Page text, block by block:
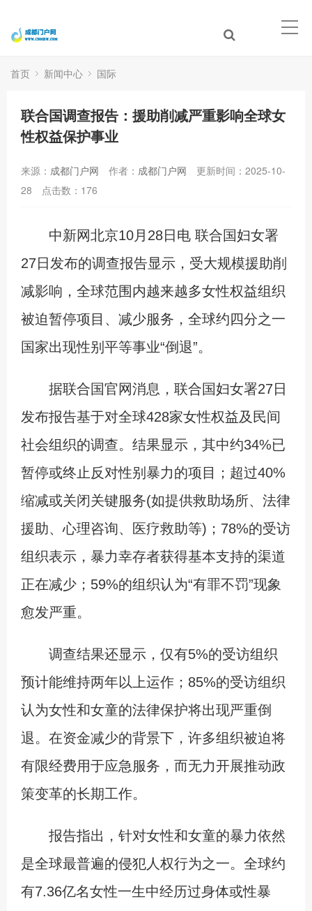
首页 新闻中心 国际
联合国调查报告：援助削减严重影响全球女
性权益保护事业
来源： 成都门户网 作者： 成都门户网
更新时间：2025-10-
28
点击数： 176
中新网北京10月28日电 联合国妇女署
27日发布的调查报告显示，受大规模援助削
减影响，全球范围内越来越多女性权益组织
被迫暂停项目、减少服务，全球约四分之一
国家出现性别平等事业“倒退”。
据联合国官网消息，联合国妇女署27日
发布报告基于对全球428家女性权益及民间
社会组织的调查。结果显示，其中约34%已
暂停或终止反对性别暴力的项目；超过40%
缩减或关闭关键服务(如提供救助场所、法律
援助、心理咨询、医疗救助等)；78%的受访
组织表示，暴力幸存者获得基本支持的渠道
正在减少；59%的组织认为“有罪不罚”现象
愈发严重。
调查结果还显示，仅有5%的受访组织
预计能维持两年以上运作；85%的受访组织
认为女性和女童的法律保护将出现严重倒
退。在资金减少的背景下，许多组织被迫将
有限经费用于应急服务，而无力开展推动政
策变革的长期工作。
报告指出，针对女性和女童的暴力依然
是全球最普遍的侵犯人权行为之一。全球约
有7.36亿名女性一生中经历过身体或性暴